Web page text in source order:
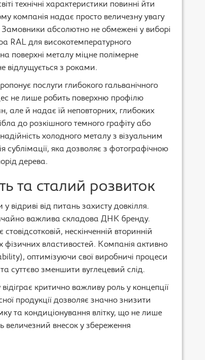
технічні характеристики повинні йти
компанія надає просто величезну увагу
Замовники абсолютно не обмежені у виборі
RAL для високотемпературного
поверхні металу міцне полімерне
відлущується з роками.
послуги глибокого гальванічного
не лише робить поверхню профілю
але й надає їй неповторних, глибоких
до розкішного темного графіту або
холодного металу з візуальним
сублімації, яка дозволяє з фотографічною
дерева.
та сталий розвиток
відриві від питань захисту довкілля.
важлива складова ДНК бренду.
нескінченній вторинній
фізичних властивостей. Компанія активно
оптимізуючи свої виробничі процеси
суттєво зменшити вуглецевий слід.
критично важливу роль у концепції
продукції дозволяє значно знизити
та кондиціонування влітку, що не лише
величезний внесок у збереження